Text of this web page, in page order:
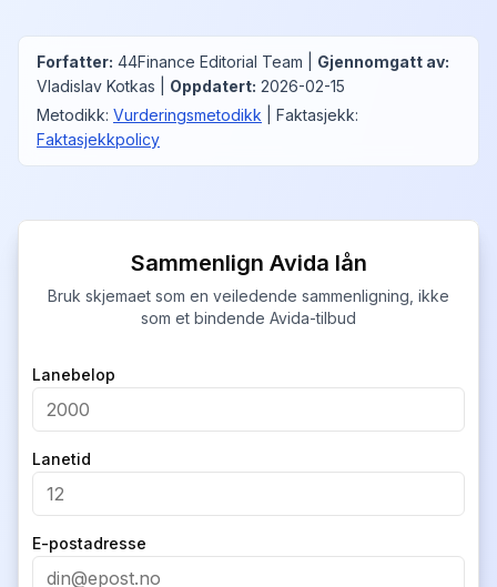
Forfatter: 44Finance Editorial Team Gjennomgatt av:
Vladislav Kotkas
Oppdatert: 2026-02-15
Metodikk: Vurderingsmetodikk Faktasjekk:
Faktasjekkpolicy
Sammenlign Avida lån
Bruk skjemaet som en veiledende sammenligning, ikke
som et bindende Avida-tilbud
Company
Lanebelop
Lanetid
E-postadresse